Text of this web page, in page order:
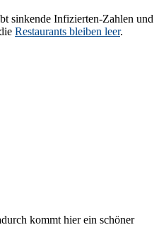
sinkende Infizierten-Zahlen und
Restaurants bleiben leer.
kommt hier ein schöner